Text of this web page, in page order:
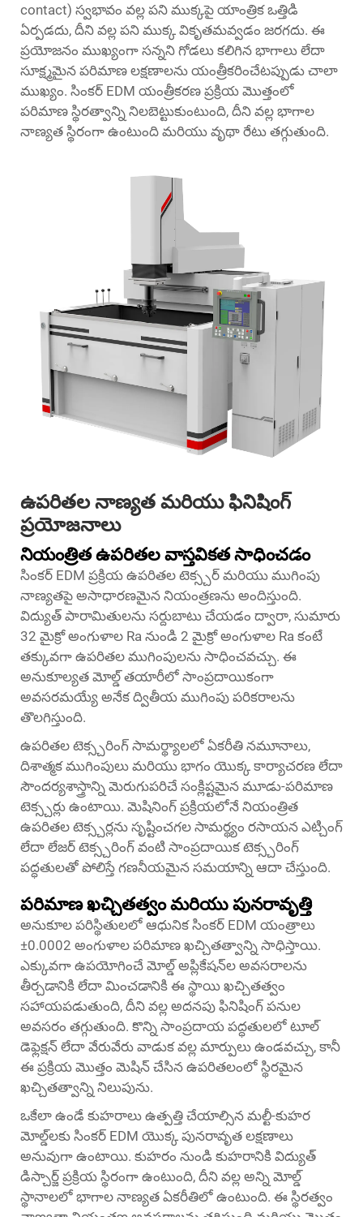
contact) స్వభావం వల్ల పని ముక్కపై యాంత్రిక ఒత్తిడి
ఏర్పడదు, దీని వల్ల పని ముక్క వికృతమవ్వడం జరగదు. ఈ
ప్రయోజనం ముఖ్యంగా సన్నని గోడలు కలిగిన భాగాలు లేదా
సూక్ష్మమైన పరిమాణ లక్షణాలను యంత్రీకరించేటప్పుడు చాలా
ముఖ్యం. సింకర్ EDM యంత్రీకరణ ప్రక్రియ మొత్తంలో
పరిమాణ స్థిరత్వాన్ని నిలబెట్టుకుంటుంది, దీని వల్ల భాగాల
నాణ్యత స్థిరంగా ఉంటుంది మరియు వృథా రేటు తగ్గుతుంది.
ఉపరితల నాణ్యత మరియు ఫినిషింగ్
ప్రయోజనాలు
నియంత్రిత ఉపరితల వాస్తవికత సాధించడం
సింకర్ EDM ప్రక్రియ ఉపరితల టెక్స్చర్ మరియు ముగింపు
నాణ్యతపై అసాధారణమైన నియంత్రణను అందిస్తుంది.
విద్యుత్ పారామితులను సర్దుబాటు చేయడం ద్వారా, సుమారు
32 మైక్రో అంగుళాల Ra నుండి 2 మైక్రో అంగుళాల Ra కంటే
తక్కువగా ఉపరితల ముగింపులను సాధించవచ్చు. ఈ
అనుకూల్యత మోల్డ్ తయారీలో సాంప్రదాయికంగా
అవసరమయ్యే అనేక ద్వితీయ ముగింపు పరికరాలను
తొలగిస్తుంది.
ఉపరితల టెక్స్చరింగ్ సామర్థ్యాలలో ఏకరీతి నమూనాలు,
దిశాత్మక ముగింపులు మరియు భాగం యొక్క కార్యాచరణ లేదా
సౌందర్యశాస్త్రాన్ని మెరుగుపరిచే సంక్లిష్టమైన మూడు-పరిమాణ
టెక్స్చర్లు ఉంటాయి. మెషినింగ్ ప్రక్రియలోనే నియంత్రిత
ఉపరితల టెక్స్చర్లను సృష్టించగల సామర్థ్యం రసాయన ఎట్చింగ్
లేదా లేజర్ టెక్స్చరింగ్ వంటి సాంప్రదాయిక టెక్స్చరింగ్
పద్ధతులతో పోలిస్తే గణనీయమైన సమయాన్ని ఆదా చేస్తుంది.
పరిమాణ ఖచ్చితత్వం మరియు పునరావృత్తి
అనుకూల పరిస్థితులలో ఆధునిక సింకర్ EDM యంత్రాలు
±0.0002 అంగుళాల పరిమాణ ఖచ్చితత్వాన్ని సాధిస్తాయి.
ఎక్కువగా ఉపయోగించే మోల్డ్ అప్లికేషన్‌ల అవసరాలను
తీర్చడానికి లేదా మించడానికి ఈ స్థాయి ఖచ్చితత్వం
సహాయపడుతుంది, దీని వల్ల అదనపు ఫినిషింగ్ పనుల
అవసరం తగ్గుతుంది. కొన్ని సాంప్రదాయ పద్ధతులలో టూల్
డెఫ్లెక్షన్ లేదా వేరువేరు వాడుక వల్ల మార్పులు ఉండవచ్చు, కానీ
ఈ ప్రక్రియ మొత్తం మెషిన్ చేసిన ఉపరితలంలో స్థిరమైన
ఖచ్చితత్వాన్ని నిలుపును.
ఒకేలా ఉండే కుహరాలు ఉత్పత్తి చేయాల్సిన మల్టీ-కుహర
మోల్డ్‌లకు సింకర్ EDM యొక్క పునరావృత లక్షణాలు
అనువుగా ఉంటాయి. కుహరం నుండి కుహరానికి విద్యుత్
డిస్చార్జ్ ప్రక్రియ స్థిరంగా ఉంటుంది, దీని వల్ల అన్ని మోల్డ్
స్థానాలలో భాగాల నాణ్యత ఏకరీతిలో ఉంటుంది. ఈ స్థిరత్వం